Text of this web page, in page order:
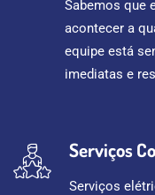
Sabemos que
acontecer a
equipe está
imediatas e
Serviços
Serviços